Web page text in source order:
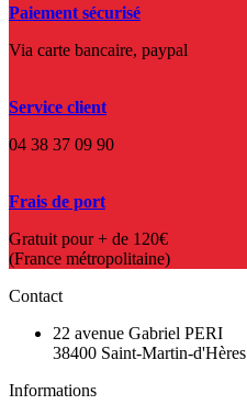
Paiement sécurisé
Via carte bancaire, paypal
Service client
04 38 37 09 90
Frais de port
Gratuit pour + de 120€
(France métropolitaine)
Contact
22 avenue Gabriel PERI
38400 Saint-Martin-d'Hères
Informations